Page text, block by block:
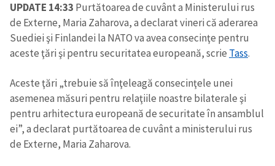
UPDATE 14:33 Purtătoarea de cuvânt a Ministerului rus
de Externe, Maria Zaharova, a declarat vineri că aderarea
Suediei şi Finlandei la NATO va avea consecinţe pentru
aceste ţări şi pentru securitatea europeană, scrie Tass.
Aceste ţări „trebuie să înţeleagă consecinţele unei
asemenea măsuri pentru relaţiile noastre bilaterale şi
pentru arhitectura europeană de securitate în ansamblul
ei”, a declarat purtătoarea de cuvânt a ministerului rus
de Externe, Maria Zaharova.